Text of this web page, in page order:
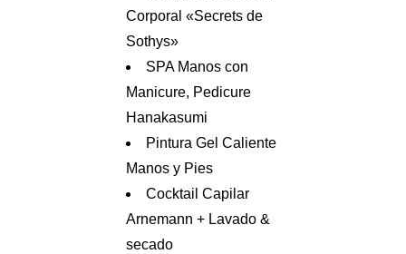
Corporal «Secrets de
Sothys»
SPA Manos con
Manicure, Pedicure
Hanakasumi
Pintura Gel Caliente
Manos y Pies
Cocktail Capilar
Arnemann + Lavado &
secado